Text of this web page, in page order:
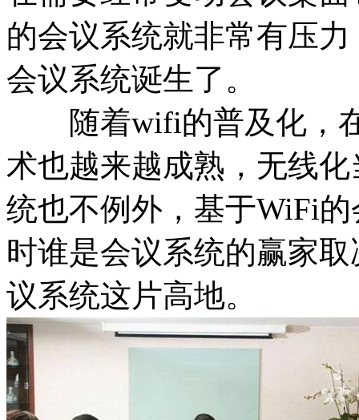
的会议系统就非常有压
会议系统诞生了。
随着wifi的普及化，在
术也越来越成熟，无线
统也不例外，基于WiFi
时谁是会议系统的赢家
议系统这片高地。